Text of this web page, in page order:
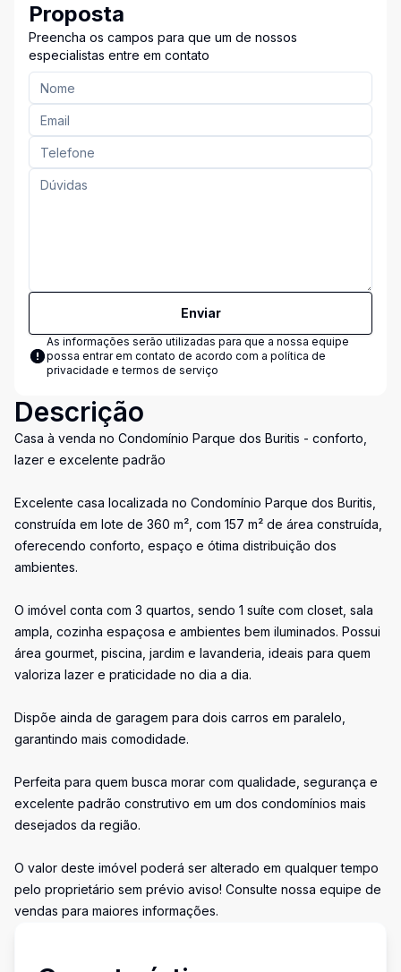
Proposta
Preencha os campos para que um de nossos
especialistas entre em contato
Enviar
As informações serão utilizadas para que a nossa equipe
possa entrar em contato de acordo com a política de
privacidade e termos de serviço
Descrição
Casa à venda no Condomínio Parque dos Buritis - conforto,
lazer e excelente padrão
Excelente casa localizada no Condomínio Parque dos Buritis,
construída em lote de 360 m², com 157 m² de área construída,
oferecendo conforto, espaço e ótima distribuição dos
ambientes.
O imóvel conta com 3 quartos, sendo 1 suíte com closet, sala
ampla, cozinha espaçosa e ambientes bem iluminados. Possui
área gourmet, piscina, jardim e lavanderia, ideais para quem
valoriza lazer e praticidade no dia a dia.
Dispõe ainda de garagem para dois carros em paralelo,
garantindo mais comodidade.
Perfeita para quem busca morar com qualidade, segurança e
excelente padrão construtivo em um dos condomínios mais
desejados da região.
O valor deste imóvel poderá ser alterado em qualquer tempo
pelo proprietário sem prévio aviso! Consulte nossa equipe de
vendas para maiores informações.